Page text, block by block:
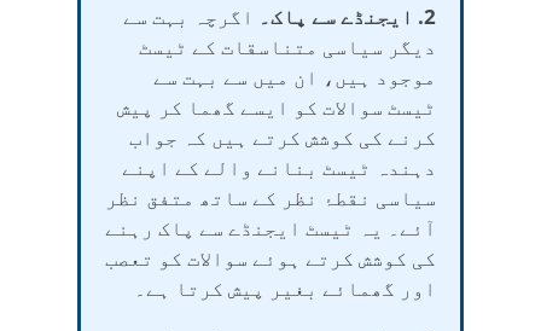
2. ایجنڈے سے پاک۔
اگرچہ بہت سے
دیگر سیاسی متناسقات کے ٹیسٹ
موجود ہیں، ان میں سے بہت سے
ٹیسٹ سوالات کو ایسے گھما کر پیش
کرنے کی کوشش کرتے ہیں کہ جواب
دہندہ ٹیسٹ بنانے والے کے اپنے
سیاسی نقطۂ نظر کے ساتھ متفق نظر
آئے۔ یہ ٹیسٹ ایجنڈے سے پاک رہنے
کی کوشش کرتے ہوئے سوالات کو تعصب
اور گھمائے بغیر پیش کرتا ہے۔